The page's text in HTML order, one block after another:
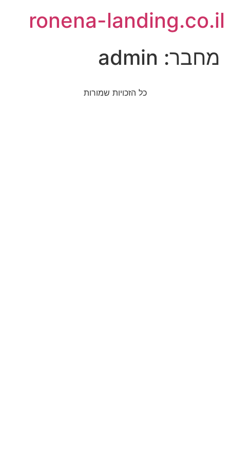
ronena-landing.co.il
מחבר: admin
כל הזכויות שמורות